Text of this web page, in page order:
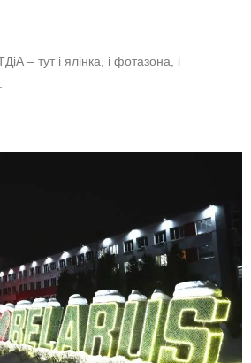
– тут і ялінка, і фотазона, і